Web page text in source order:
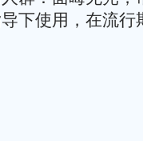
下使用，在流